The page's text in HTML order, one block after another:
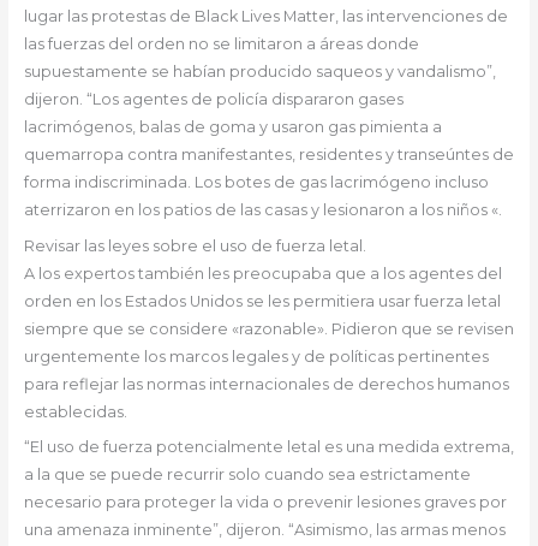
lugar las protestas de Black Lives Matter, las intervenciones de
las fuerzas del orden no se limitaron a áreas donde
supuestamente se habían producido saqueos y vandalismo”,
dijeron. “Los agentes de policía dispararon gases
lacrimógenos, balas de goma y usaron gas pimienta a
quemarropa contra manifestantes, residentes y transeúntes de
forma indiscriminada. Los botes de gas lacrimógeno incluso
aterrizaron en los patios de las casas y lesionaron a los niños «.
Revisar las leyes sobre el uso de fuerza letal.
A los expertos también les preocupaba que a los agentes del
orden en los Estados Unidos se les permitiera usar fuerza letal
siempre que se considere «razonable». Pidieron que se revisen
urgentemente los marcos legales y de políticas pertinentes
para reflejar las normas internacionales de derechos humanos
establecidas.
“El uso de fuerza potencialmente letal es una medida extrema,
a la que se puede recurrir solo cuando sea estrictamente
necesario para proteger la vida o prevenir lesiones graves por
una amenaza inminente”, dijeron. “Asimismo, las armas menos